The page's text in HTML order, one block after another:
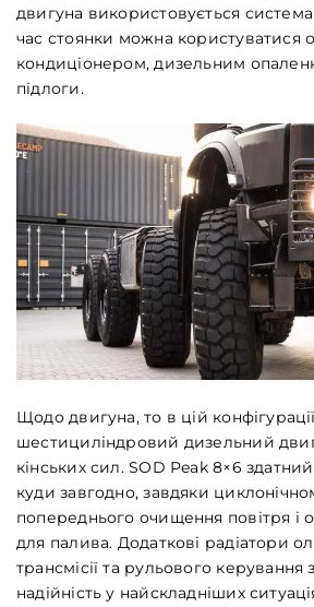
двигуна використовується
час стоянки можна користуватися
кондиціонером, дизельним
підлоги.
Щодо двигуна, то в цій
шестициліндровий дизельний
кінських сил. SOD Peak 8×6
куди завгодно, завдяки
попереднього очищення повітря і
для палива. Додаткові радіатори
трансмісії та рульового керування
надійність у найскладніших